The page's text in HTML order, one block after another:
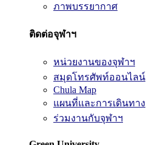
ภาพบรรยากาศ
ติดต่อจุฬาฯ
หน่วยงานของจุฬาฯ
สมุดโทรศัพท์ออนไลน์
Chula Map
แผนที่และการเดินทาง
ร่วมงานกับจุฬาฯ